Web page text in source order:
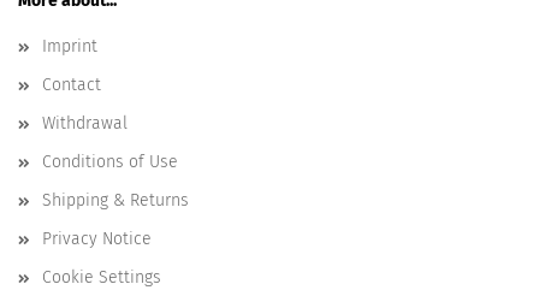
Imprint
Contact
Withdrawal
Conditions of Use
Shipping & Returns
Privacy Notice
Cookie Settings